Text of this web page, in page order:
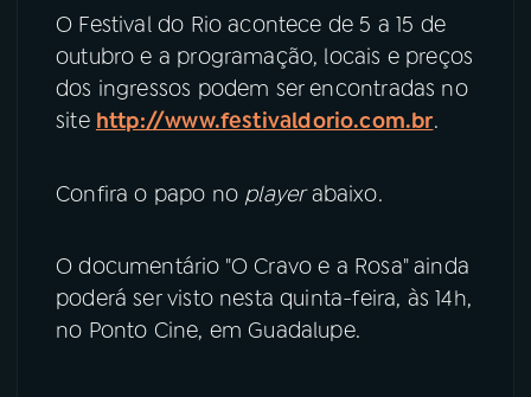
Instagram X
TikTok
O Festival do Rio acontece de 5 a 15 de
outubro e a programação, locais e preços
dos ingressos podem ser encontradas no
site http://www.festivaldorio.com.br.
Confira o papo no playerabaixo.
O documentário "O Cravo e a Rosa" ainda
poderá ser visto nesta quinta-feira, às 14h,
no Ponto Cine, em Guadalupe.